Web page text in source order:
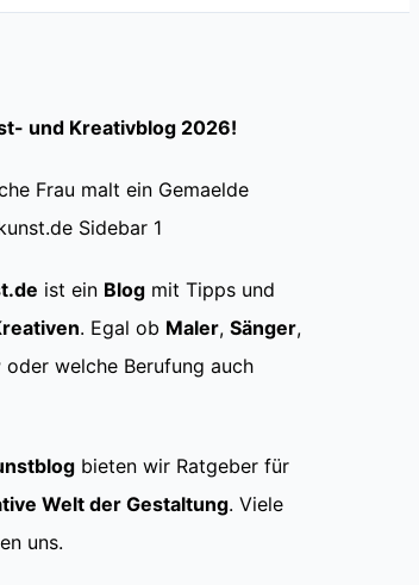
und Kreativblog 2026!
ist ein Blog mit Tipps und
. Egal ob Maler, Sänger,
oder welche Berufung auch
bieten wir Ratgeber für
Welt der Gestaltung. Viele
uns.